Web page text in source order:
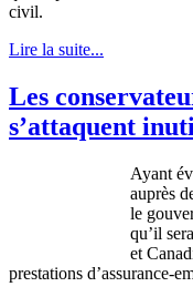
civil.
Lire la suite...
Les
s’attaquent
Ayant
auprès
le
qu’il sera
et
prestations d’assurance-